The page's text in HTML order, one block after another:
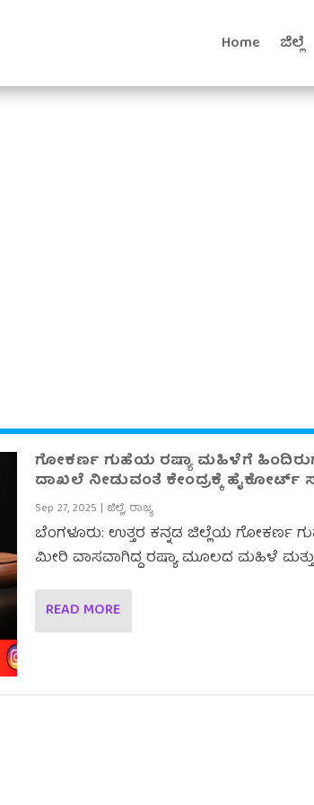
Home ಜಿಲ್ಲೆ
ಗೋಕರ್ಣ ಗುಹೆಯ ರಷ್ಯಾ ಮಹಿಳೆಗೆ
ದಾಖಲೆ ನೀಡುವಂತೆ ಕೇಂದ್ರಕ್ಕೆ ಹೈಕೋರ್ಟ್
Sep 27, 2025 | ಜಿಲ್ಲೆ, ರಾಜ್ಯ
ಬೆಂಗಳೂರು: ಉತ್ತರ ಕನ್ನಡ ಜಿಲ್ಲೆಯ ಗೋಕರ್ಣ
ಮೀರಿ ವಾಸವಾಗಿದ್ದ ರಷ್ಯಾ ಮೂಲದ ಮಹಿಳೆ ಮತ್ತು
READ MORE